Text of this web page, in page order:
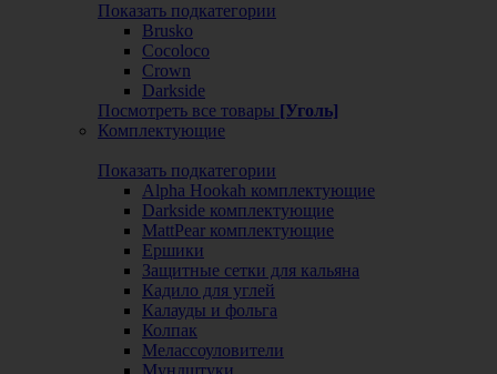
Показать подкатегории
Brusko
Cocoloco
Crown
Darkside
Посмотреть все товары [Уголь]
Комплектующие
Показать подкатегории
Alpha Hookah комплектующие
Darkside комплектующие
MattPear комплектующие
Ершики
Защитные сетки для кальяна
Кадило для углей
Калауды и фольга
Колпак
Мелассоуловители
Мундштуки